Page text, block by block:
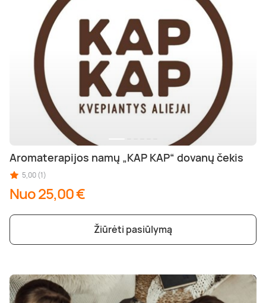
Aromaterapijos namų „KAP KAP“ dovanų čekis
5,00 (1)
Nuo 25,00 €
Žiūrėti pasiūlymą